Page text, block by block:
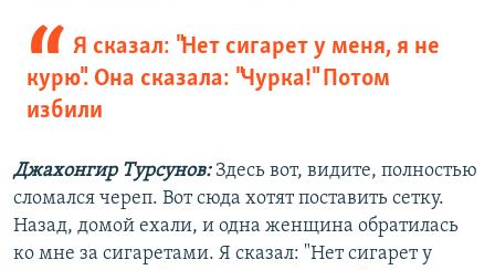
Я сказал: "Нет сигарет у меня, я не
курю". Она сказала: "Чурка!" Потом
избили
Джахонгир Турсунов:Здесь вот, видите, полностью
сломался череп. Вот сюда хотят поставить сетку.
Назад, домой ехали, и одна женщина обратилась
ко мне за сигаретами. Я сказал: "Нет сигарет у